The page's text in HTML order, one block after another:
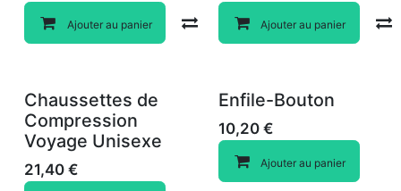
Ajouter au panier CompareAjouter au panier
Chaussettes de
Compression
Voyage Unisexe
21,40 €
Enfile-Bouton
10,20€
Ajouter au panier